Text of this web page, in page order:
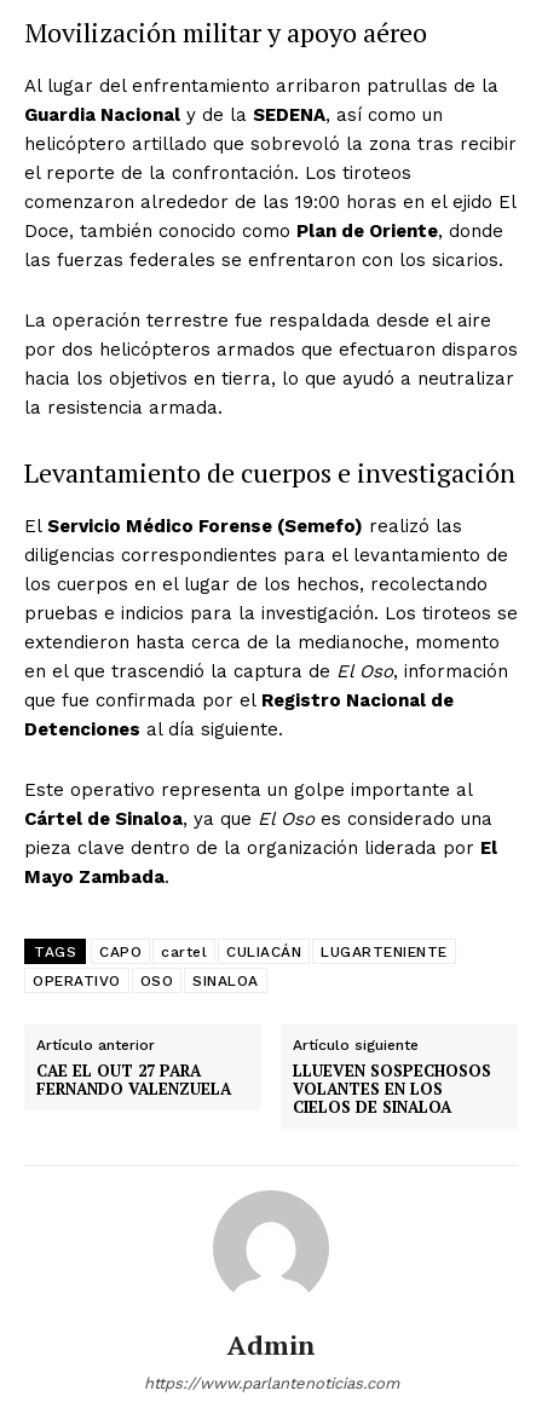
Movilización militar y apoyo aéreo
Al lugar del enfrentamiento arribaron patrullas de la
Guardia Nacional y de la SEDENA, así como un
helicóptero artillado que sobrevoló la zona tras recibir
el reporte de la confrontación. Los tiroteos
comenzaron alrededor de las 19:00 horas en el ejido El
Doce, también conocido como Plan de Oriente, donde
las fuerzas federales se enfrentaron con los sicarios.
La operación terrestre fue respaldada desde el aire
por dos helicópteros armados que efectuaron disparos
hacia los objetivos en tierra, lo que ayudó a neutralizar
la resistencia armada.
Levantamiento de cuerpos e investigación
El Servicio Médico Forense (Semefo) realizó las
diligencias correspondientes para el levantamiento de
los cuerpos en el lugar de los hechos, recolectando
pruebas e indicios para la investigación. Los tiroteos se
extendieron hasta cerca de la medianoche, momento
en el que trascendió la captura de El Oso, información
que fue confirmada por el Registro Nacional de
Detenciones al día siguiente.
Este operativo representa un golpe importante al
Cártel de Sinaloa, ya que El Osoes considerado una
pieza clave dentro de la organización liderada por El
Mayo Zambada.
TAGS CAPO cartel CULIACÁN
LUGARTENIENTE
OPERATIVO
OSO SINALOA
Artículo anterior
CAE EL OUT 27 PARA
FERNANDO VALENZUELA
Artículo siguiente
LLUEVEN SOSPECHOSOS
VOLANTES EN LOS
CIELOS DE SINALOA
Admin
https://www.parlantenoticias.com